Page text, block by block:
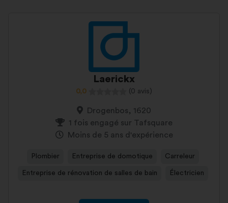
Laerickx
0,0 (0 avis)
Drogenbos, 1620
1 fois engagé sur Tafsquare
Moins de 5 ans d'expérience
Plombier Entreprise de domotique Carreleur
Entreprise de rénovation de salles de bain Électricien